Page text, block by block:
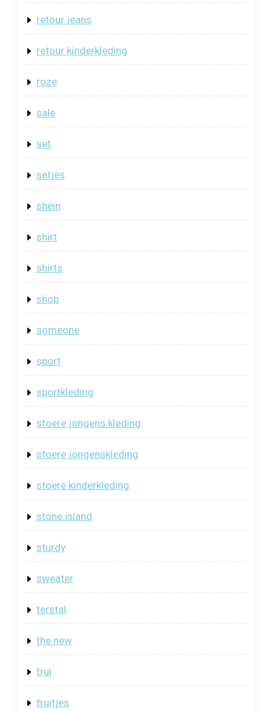
retour jeans
retour kinderkleding
roze
sale
set
setjes
shein
shirt
shirts
shop
someone
sport
sportkleding
stoere jongens kleding
stoere jongenskleding
stoere kinderkleding
stone island
sturdy
sweater
terstal
the new
trui
truitjes